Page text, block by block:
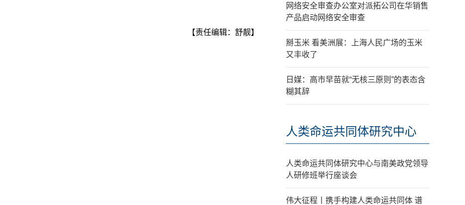
【责任编辑：舒靓】
网络安全审查办公室对派拓公司在华销售
产品启动网络安全审查
掰玉米 看美洲展：上海人民广场的玉米
又丰收了
日媒：高市早苗就“无核三原则”的表态含
糊其辞
人类命运共同体研究中心
人类命运共同体研究中心与南美政党领导
人研修班举行座谈会
伟大征程丨携手构建人类命运共同体 谱